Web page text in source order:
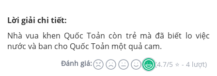
Lời giải chi tiết:
Nhà vua khen Quốc Toản còn trẻ mà đã biết lo việc
nước và ban cho Quốc Toản một quả cam.
Đánh giá: (4.7/5 ⭐ - 4 lượt)